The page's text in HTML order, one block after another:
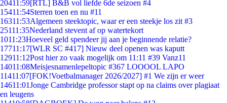
20411:59[RTL] B&B vol liefde 6de seizoen #4
15411:54Sterren toen en nu #11
16311:53Algemeen steektopic, waar er een steekje los zit #3
25111:35Nederland stevent af op watertekort
1011:23Hoeveel geld spendeer jij aan je beginnende relatie?
17711:17[WLR SC #417] Nieuw deel openen was kaputt
12911:12Post hier zo vaak mogelijk om 11:11 #39 Vanz11
14011:08Meisjesnamenlepeltopic #367 LOOOOL LAPO
11411:07[FOK!Voetbalmanager 2026/2027] #1 We zijn er weer
14611:01Jonge Cambridge professor stapt op na claims over plagiaat
en leugens